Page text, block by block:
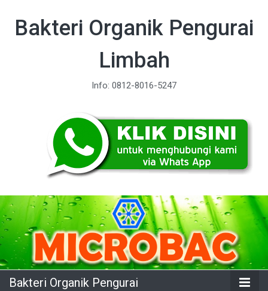
Bakteri Organik Pengurai
Limbah
Info: 0812-8016-5247
Bakteri Organik Pengurai